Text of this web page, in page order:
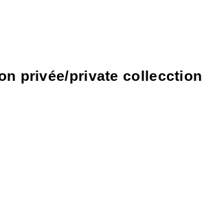
privée/private collecction